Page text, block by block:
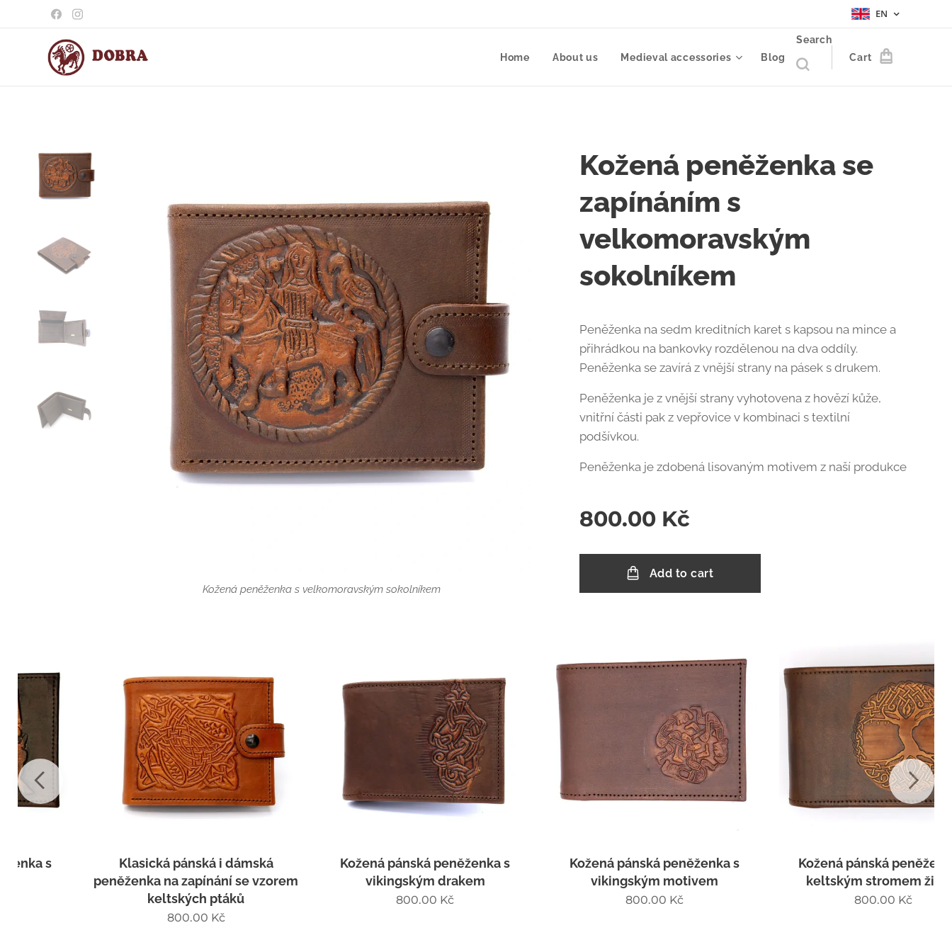
EN
Home About us Medieval accessories Blog
Search
Cart
Kožená peněženka se
zapínáním s
velkomoravským
sokolníkem
Kožená peněženka s velkomoravským sokolníkem
Kožená peněženka se zapínáním s velkomoravským sokolníkem
Peněženka na sedm kreditních karet s kapsou na mince a
přihrádkou na bankovky rozdělenou na dva oddíly.
Peněženka se zavírá z vnější strany na pásek s drukem.
Peněženka je z vnější strany vyhotovena z hovězí kůže,
vnitřní části pak z vepřovice v kombinaci s textilní
podšívkou.
Peněženka je zdobená lisovaným motivem z naší produkce
800.00 Kč
Add to cart
Klasická pánská i dámská
peněženka na zapínání se vzorem
keltských ptáků
Kožená pánská peněženka s
vikingským drakem
Kožená pánská peněženka s
vikingským motivem
Kožená pánská peněženka s
keltským stromem života